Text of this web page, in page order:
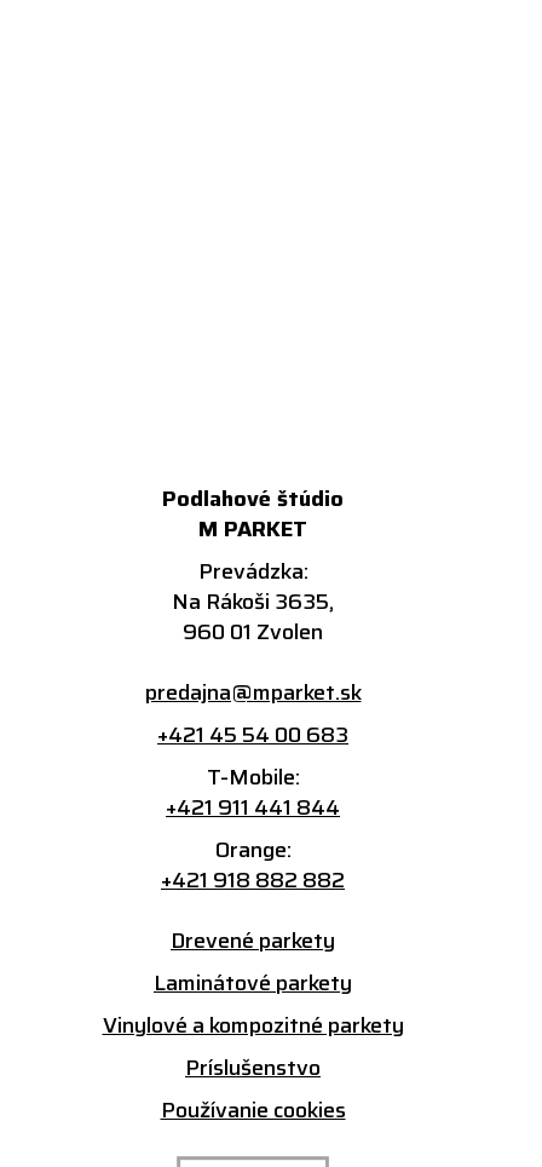
Podlahové štúdio
M PARKET
Prevádzka:
Na Rákoši 3635,
960 01 Zvolen
predajna@mparket.sk
+421 45 54 00 683
T-Mobile:
+421 911 441 844
Orange:
+421 918 882 882
Drevené parkety
Laminátové parkety
Vinylové a kompozitné parkety
Príslušenstvo
Používanie cookies